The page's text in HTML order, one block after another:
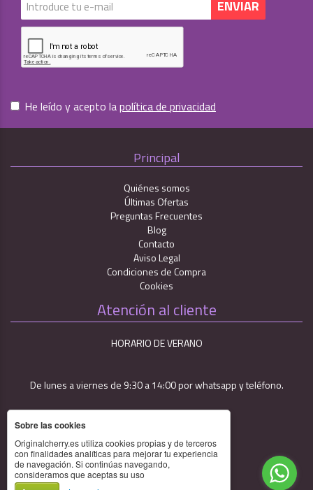
He leído y acepto lapolítica de privacidad
Principal
Quiénes somos
Últimas Ofertas
Preguntas Frecuentes
Blog
Contacto
Aviso Legal
Condiciones de Compra
Cookies
Atención al cliente
HORARIO DE VERANO
De lunes a viernes de 9:30 a 14:00 por whatsapp y teléfono.
688 91 01 14
Sobre las cookies
Originalcherry.es utiliza cookies propias y de terceros
con finalidades analíticas para mejorar tu experiencia
de navegación. Si continúas navegando,
consideramos que aceptas su uso